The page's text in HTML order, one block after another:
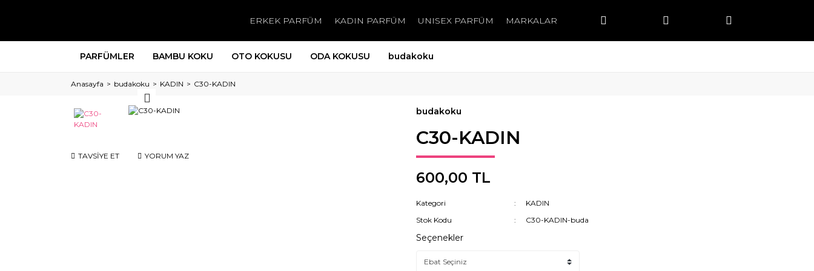
ERKEK PARFÜM KADIN PARFÜM UNISEX PARFÜM MARKALAR
PARFÜMLER BAMBU KOKU OTO KOKUSU ODA KOKUSU budakoku
Anasayfa budakoku KADIN C30-KADIN
TAVSİYE ET YORUM YAZ
budakoku
C30-KADIN
600,00 TL
Kategori
KADIN
Stok Kodu
C30-KADIN-buda
Seçenekler